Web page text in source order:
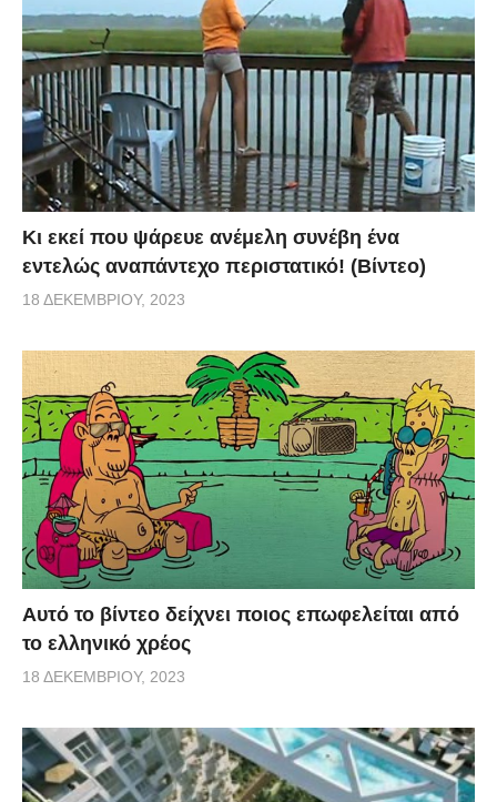
Κι εκεί που ψάρευε ανέμελη συνέβη ένα
εντελώς αναπάντεχο περιστατικό! (Βίντεο)
18 ΔΕΚΕΜΒΡΊΟΥ, 2023
Αυτό το βίντεο δείχνει ποιος επωφελείται από
το ελληνικό χρέος
18 ΔΕΚΕΜΒΡΊΟΥ, 2023